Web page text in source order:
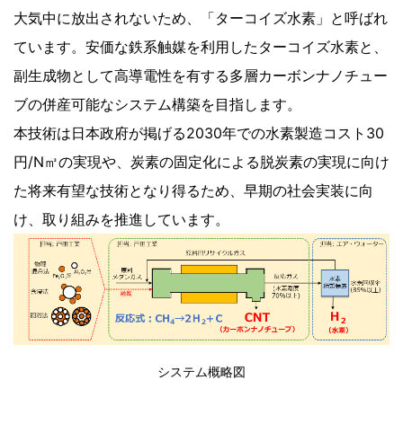
大気中に放出されないため、「ターコイズ水素」と呼ばれ
ています。安価な鉄系触媒を利用したターコイズ水素と、
副生成物として高導電性を有する多層カーボンナノチュー
ブの併産可能なシステム構築を目指します。
本技術は日本政府が掲げる2030年での水素製造コスト30
円/N㎥の実現や、炭素の固定化による脱炭素の実現に向け
た将来有望な技術となり得るため、早期の社会実装に向
け、取り組みを推進しています。
システム概略図